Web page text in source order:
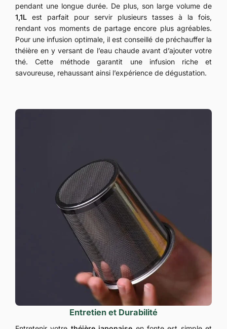
pendant une longue durée. De plus, son large volume de
1,1L est parfait pour servir plusieurs tasses à la fois,
rendant vos moments de partage encore plus agréables.
Pour une infusion optimale, il est conseillé de préchauffer la
théière en y versant de l’eau chaude avant d’ajouter votre
thé. Cette méthode garantit une infusion riche et
savoureuse, rehaussant ainsi l’expérience de dégustation.
Entretien et Durabilité